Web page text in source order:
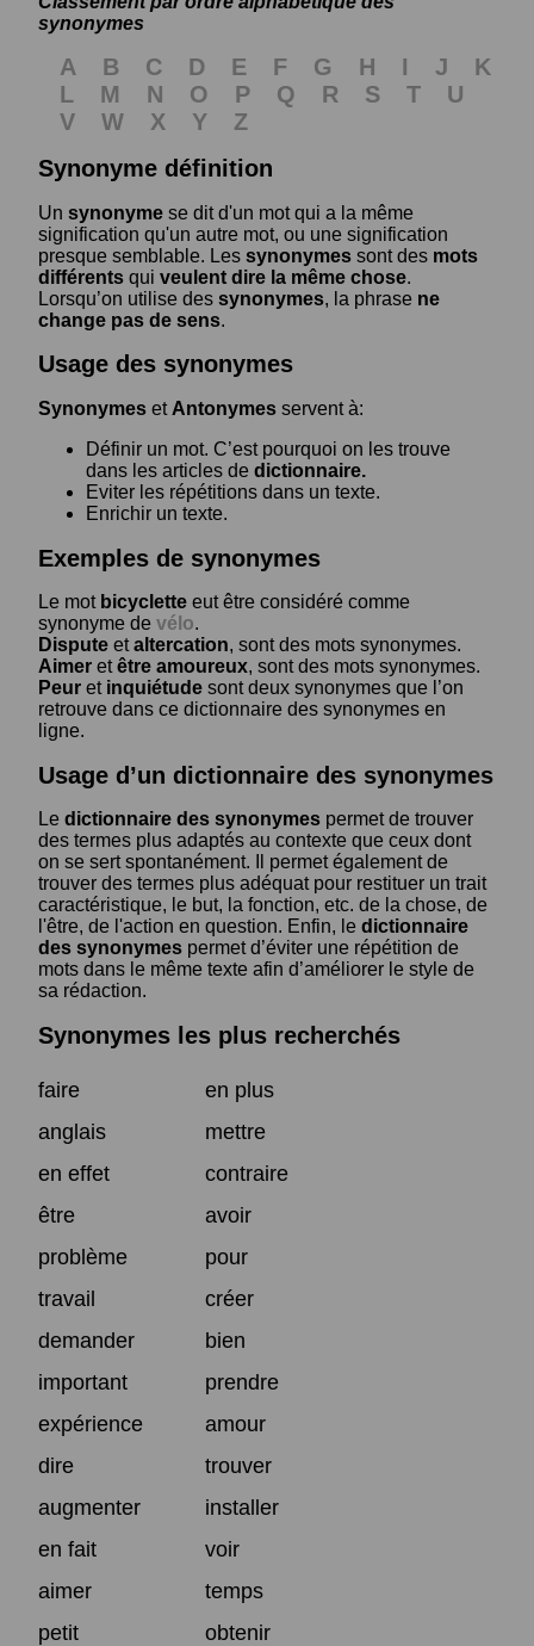
synonymes
A B C D E F G H I J
K
L
M N O P Q R S T
U
V
W X Y
Z
Synonyme définition
Un synonyme se dit d'un mot qui a la même
signification qu'un autre mot, ou une signification
presque semblable. Les synonymes sont des mots
différents qui veulent dire la même chose.
Lorsqu’on utilise des synonymes, la phrase ne
change pas de sens.
Usage des synonymes
Synonymes et Antonymes servent à:
Définir un mot. C’est pourquoi on les trouve
dans les articles de dictionnaire.
Eviter les répétitions dans un texte.
Enrichir un texte.
Exemples de synonymes
Le mot bicyclette eut être considéré comme
synonyme de vélo.
Dispute etaltercation, sont des mots synonymes.
Aimer etêtre amoureux, sont des mots synonymes.
Peur et inquiétude sont deux synonymes que l’on
retrouve dans ce dictionnaire des synonymes en
ligne.
Usage d’un dictionnaire des synonymes
Le dictionnaire des synonymes permet de trouver
des termes plus adaptés au contexte que ceux dont
on se sert spontanément. Il permet également de
trouver des termes plus adéquat pour restituer un trait
caractéristique, le but, la fonction, etc. de la chose, de
l'être, de l'action en question. Enfin, le dictionnaire
des synonymes permet d’éviter une répétition de
mots dans le même texte afin d’améliorer le style de
sa rédaction.
Synonymes les plus recherchés
faire
en plus
anglais
mettre
en effet
contraire
être
avoir
problème
pour
travail
créer
demander
bien
important
prendre
expérience
amour
dire
trouver
augmenter
installer
en fait
voir
aimer
temps
petit
obtenir